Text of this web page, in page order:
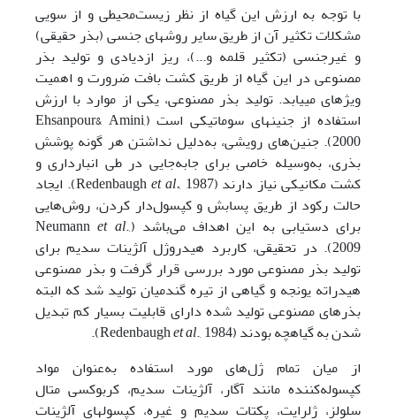
با توجه به ارزش این گیاه از نظر زیست‌محیطی و از سویی
مشکلات تکثیر آن­ از طریق سایر روش­های جنسی (بذر حقیقی)
و غیرجنسی (تکثیر قلمه و...)، ریز ازدیادی و تولید بذر
مصنوعی در این گیاه از طریق کشت بافت ضرورت و اهمیت
ویژه­ای می­یابد. تولید بذر مصنوعی، یکی از موارد با ارزش
استفاده از جنین­های سوماتیکی است (Ehsanpour& Amini,
2000). جنین‌های رویشی، به‌دلیل نداشتن هر گونه پوشش
بذری، به‌وسیله خاصی برای جابه‌جایی در طی انبارداری و
کشت مکانیکی نیاز دارند (Redenbaugh
et al.
, 1987). ایجاد
حالت رکود از طریق پسابش و کپسول‌دار کردن، روش‌هایی
برای دستیابی به این اهداف‌ می‌باشد (Neumann et al.,
2009). در تحقیقی، کاربرد هیدروژل آلژینات سدیم برای
تولید بذر مصنوعی مورد بررسی قرار گرفت و بذر مصنوعی
هیدراته یونجه و گیاهی از تیره گندمیان تولید شد که البته
بذرهای مصنوعی تولید شده دارای قابلیت بسیار کم تبدیل
شدن به گیاهچه بودند (Redenbaugh
et al., 1984).
از میان تمام ژل‌های مورد استفاده به‌عنوان مواد
کپسوله‌کننده مانند آگار، آلژینات سدیم، کربوکسی متال
سلولز، ژلرایت، پکتات سدیم و غیره، کپسو‌ل­های آلژینات